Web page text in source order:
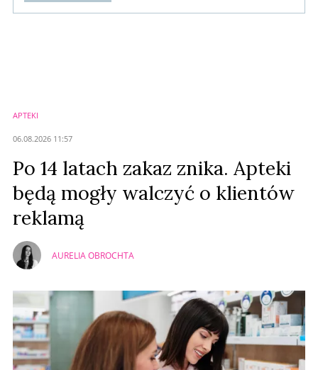
APTEKI
06.08.2026 11:57
Po 14 latach zakaz znika. Apteki
będą mogły walczyć o klientów
reklamą
AURELIA OBROCHTA